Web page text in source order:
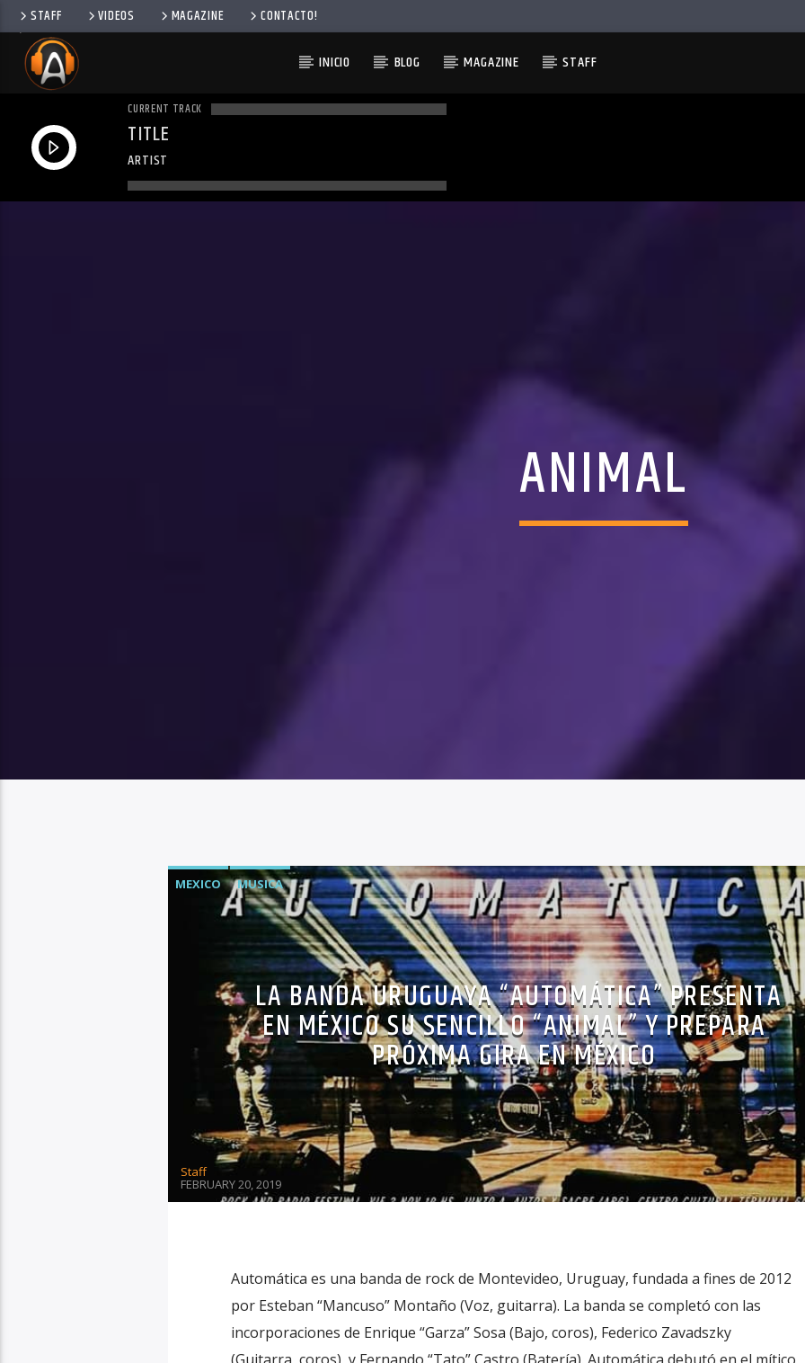
STAFF VIDEOS MAGAZINE CONTACTO!
INICIO BLOG MAGAZINE STAFF
CURRENT TRACK
TITLE
ARTIST
ANIMAL
MEXICO MUSICA
LA BANDA URUGUAYA “AUTOMÁTICA” PRESENTA
EN MÉXICO SU SENCILLO “ANIMAL” Y PREPARA
PRÓXIMA GIRA EN MÉXICO
Staff
FEBRUARY 20, 2019
Automática es una banda de rock de Montevideo, Uruguay, fundada a fines de 2012
por Esteban “Mancuso” Montaño (Voz, guitarra). La banda se completó con las
incorporaciones de Enrique “Garza” Sosa (Bajo, coros), Federico Zavadszky